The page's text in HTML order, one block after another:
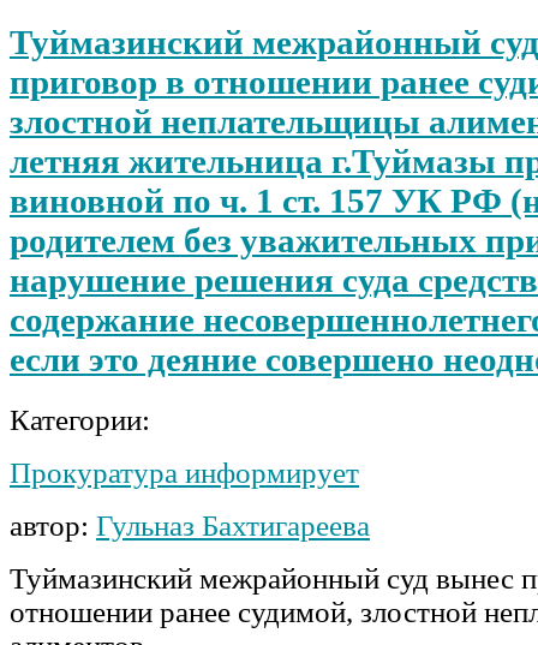
Туймазинский межрайонный
приговор в отношении ранее
злостной неплательщицы
летняя жительница г.Туймазы
виновной по ч. 1 ст. 157 УК РФ
родителем без уважительных
нарушение решения суда
содержание
если это деяние совершено
Категории:
Прокуратура информирует
автор: Гульназ Бахтигареева
Туймазинский межрайонный суд вынес
отношении ранее судимой, злостной